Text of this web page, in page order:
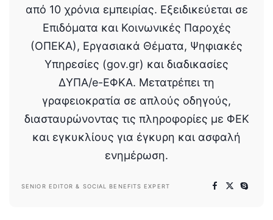
από 10 χρόνια εμπειρίας. Εξειδικεύεται σε
Επιδόματα και Κοινωνικές Παροχές
(ΟΠΕΚΑ), Εργασιακά Θέματα, Ψηφιακές
Υπηρεσίες (gov.gr) και διαδικασίες
ΔΥΠΑ/e-ΕΦΚΑ. Μετατρέπει τη
γραφειοκρατία σε απλούς οδηγούς,
διασταυρώνοντας τις πληροφορίες με ΦΕΚ
και εγκυκλίους για έγκυρη και ασφαλή
ενημέρωση.
SENIOR EDITOR & SOCIAL BENEFITS EXPERT